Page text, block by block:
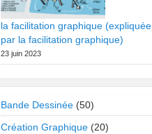
la facilitation graphique (expliquée
par la facilitation graphique)
23 juin 2023
Bande Dessinée (50)
Création Graphique (20)